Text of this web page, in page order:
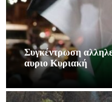
Συγκέντρωση
αυριο Κυριακή